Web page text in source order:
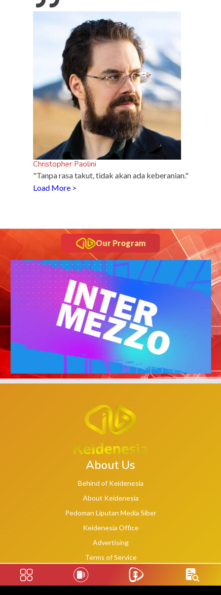
5 Fakta Unik Kerak Telor, Kuliner Legendaris Khas
Betawi
Christopher Paolini
"Tanpa rasa takut, tidak akan ada keberanian."
Load More >
Our Program
About Us
Behind of Keidenesia
About Keidenesia
Pedoman Liputan Media Siber
Keidenesia Office
Advertising
Terms of Service
Privacy Policy
Social Links